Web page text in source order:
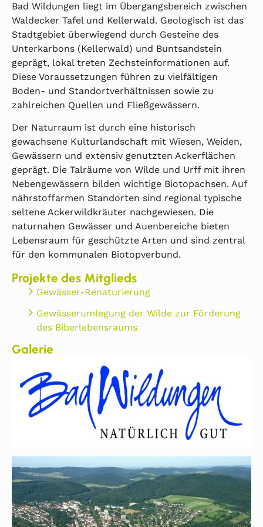
Bad Wildungen liegt im Übergangsbereich zwischen
Waldecker Tafel und Kellerwald. Geologisch ist das
Stadtgebiet überwiegend durch Gesteine des
Unterkarbons (Kellerwald) und Buntsandstein
geprägt, lokal treten Zechsteinformationen auf.
Diese Voraussetzungen führen zu vielfältigen
Boden- und Standortverhältnissen sowie zu
zahlreichen Quellen und Fließgewässern.
Der Naturraum ist durch eine historisch
gewachsene Kulturlandschaft mit Wiesen, Weiden,
Gewässern und extensiv genutzten Ackerflächen
geprägt. Die Talräume von Wilde und Urff mit ihren
Nebengewässern bilden wichtige Biotopachsen. Auf
nährstoffarmen Standorten sind regional typische
seltene Ackerwildkräuter nachgewiesen. Die
naturnahen Gewässer und Auenbereiche bieten
Lebensraum für geschützte Arten und sind zentral
für den kommunalen Biotopverbund.
Projekte des Mitglieds
Gewässer-Renaturierung
Gewässerumlegung der Wilde zur Förderung
des Biberlebensraums
Galerie